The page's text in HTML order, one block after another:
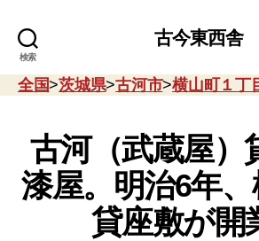
検索
古今東西舎
全国>茨城県>古河市>横山町１丁
古河（武蔵屋）
漆屋。明治6年
貸座敷が開